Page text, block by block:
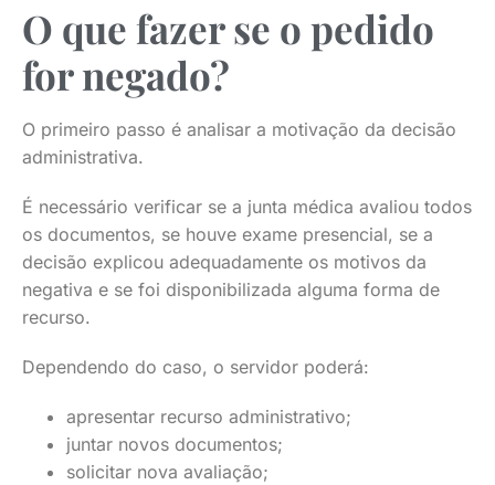
O que fazer se o pedido
for negado?
O primeiro passo é analisar a motivação da decisão
administrativa.
É necessário verificar se a junta médica avaliou todos
os documentos, se houve exame presencial, se a
decisão explicou adequadamente os motivos da
negativa e se foi disponibilizada alguma forma de
recurso.
Dependendo do caso, o servidor poderá:
apresentar recurso administrativo;
juntar novos documentos;
solicitar nova avaliação;